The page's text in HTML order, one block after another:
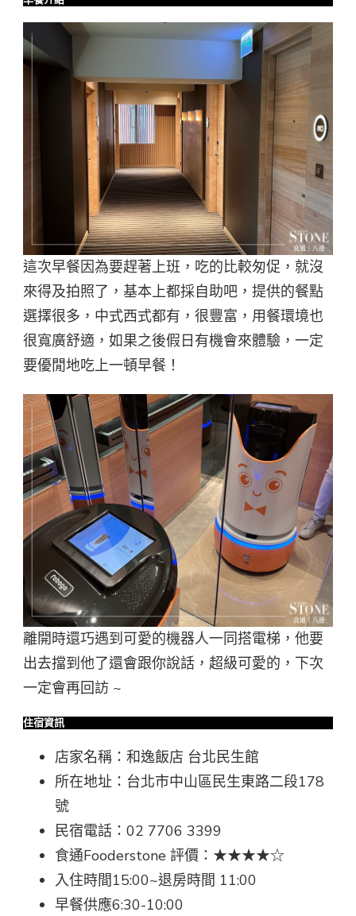
這次早餐因為要趕著上班，吃的比較匆促，就沒
來得及拍照了，基本上都採自助吧，提供的餐點
選擇很多，中式西式都有，很豐富，用餐環境也
很寬廣舒適，如果之後假日有機會來體驗，一定
要優閒地吃上一頓早餐！
離開時還巧遇到可愛的機器人一同搭電梯，他要
出去擋到他了還會跟你說話，超級可愛的，下次
一定會再回訪 ~
住宿資訊
店家名稱：和逸飯店 台北民生館
所在地址：台北市中山區民生東路二段178
號
民宿電話：02 7706 3399
食通Fooderstone 評價：★★★★☆
入住時間15:00~退房時間 11:00
早餐供應6:30-10:00